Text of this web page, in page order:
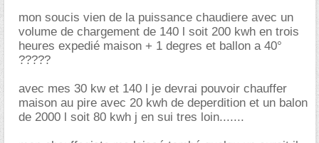
mon soucis vien de la puissance chaudiere avec un
volume de chargement de 140 l soit 200 kwh en trois
heures expedié maison + 1 degres et ballon a 40°
?????
avec mes 30 kw et 140 l je devrai pouvoir chauffer
maison au pire avec 20 kwh de deperdition et un balon
de 2000 l soit 80 kwh j en sui tres loin.......